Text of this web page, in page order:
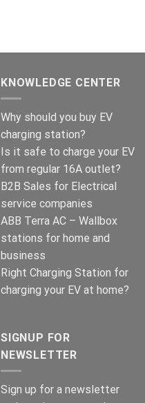
KNOWLEDGE CENTER
Why should you buy EV
charging station?
Is it safe to charge your EV
from regular 16A outlet?
B2B Sales for Electrical
service companies
ABB Terra AC – Wallbox
stations for home and
business
Right Charging Station for
charging your EV at home?
SIGNUP FOR
NEWSLETTER
Sign up for a newsletter